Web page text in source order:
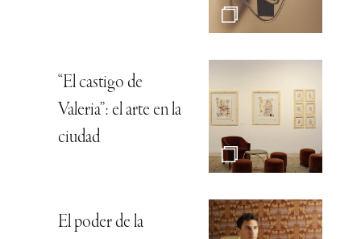
“El castigo de
Valeria”: el arte en la
ciudad
El poder de la